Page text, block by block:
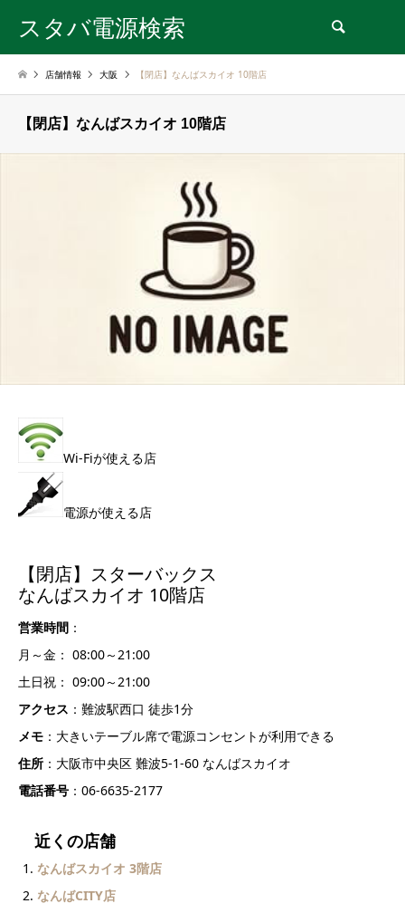
スタバ電源検索
店舗情報 大阪 【閉店】なんばスカイオ 10階店
【閉店】なんばスカイオ 10階店
Wi-Fiが使える店
電源が使える店
【閉店】スターバックス
なんばスカイオ 10階店
営業時間 ：
月～金： 08:00～21:00
土日祝： 09:00～21:00
アクセス ：難波駅西口 徒歩1分
メモ ：大きいテーブル席で電源コンセントが利用できる
住所 ：大阪市中央区 難波5-1-60 なんばスカイオ
電話番号 ：06-6635-2177
近くの店舗
なんばスカイオ 3階店
なんばCITY店